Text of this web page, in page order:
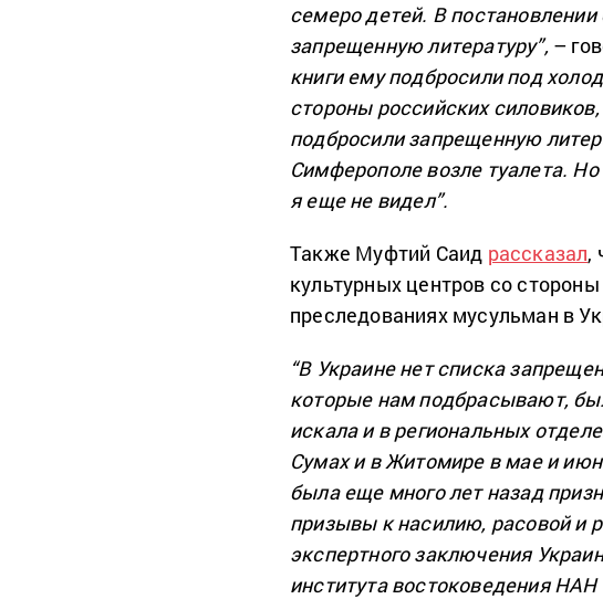
семеро детей. В постановлении
запрещенную литературу”,–
книги ему подбросили под
стороны российских
подбросили запрещенную
Симферополе возле туалета.
я еще не видел”.
Также Муфтий Саид рассказал,
культурных центров со
преследованиях мусульман в
“В Украине нет списка
которые нам подбрасывают,
искала и в региональных
Сумах и в Житомире в мае и
была еще много лет назад
призывы к насилию, расовой и
экспертного заключения
института востоковедения